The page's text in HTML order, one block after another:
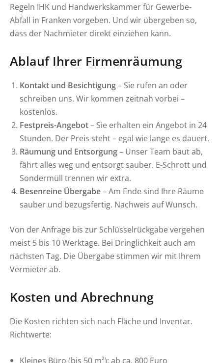
Regeln IHK und Handwerkskammer für Gewerbe-
Abfall in Franken vorgeben. Und wir übergeben so,
dass der Nachmieter direkt einziehen kann.
Ablauf Ihrer Firmenräumung
Kontakt und Besichtigung– Sie rufen an oder
schreiben uns. Wir kommen zeitnah vorbei –
kostenlos.
Festpreis-Angebot– Sie erhalten ein Angebot in 24
Stunden. Der Preis steht – egal wie lange es dauert.
Räumung und Entsorgung– Unser Team baut ab,
fährt alles weg und entsorgt sauber. E-Schrott und
Sondermüll trennen wir extra.
Besenreine Übergabe– Am Ende sind Ihre Räume
sauber und bezugsfertig. Nachweis auf Wunsch.
Von der Anfrage bis zur Schlüsselrückgabe vergehen
meist 5 bis 10 Werktage. Bei Dringlichkeit auch am
nächsten Tag. Die Übergabe stimmen wir mit Ihrem
Vermieter ab.
Kosten und Abrechnung
Die Kosten richten sich nach Fläche und Inventar.
Richtwerte:
Kleines Büro (bis 50 m²): ab ca. 800 Euro